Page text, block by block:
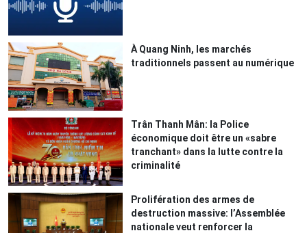
À Quang Ninh, les marchés
traditionnels passent au numérique
Trân Thanh Mân: la Police
économique doit être un «sabre
tranchant» dans la lutte contre la
criminalité
Prolifération des armes de
destruction massive: l’Assemblée
nationale veut renforcer la